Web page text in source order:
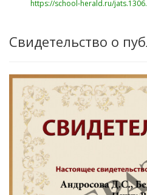
https://school-herald.ru/
Свидетельство о